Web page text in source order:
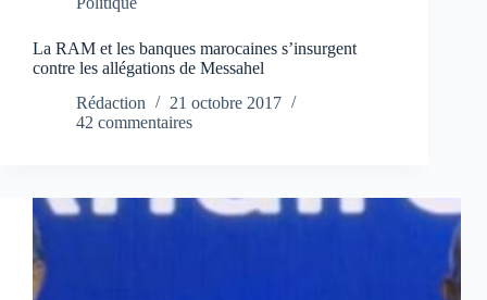
La RAM et les banques marocaines s’insurgent
contre les allégations de Messahel
Rédaction
21 octobre 2017
42 commentaires